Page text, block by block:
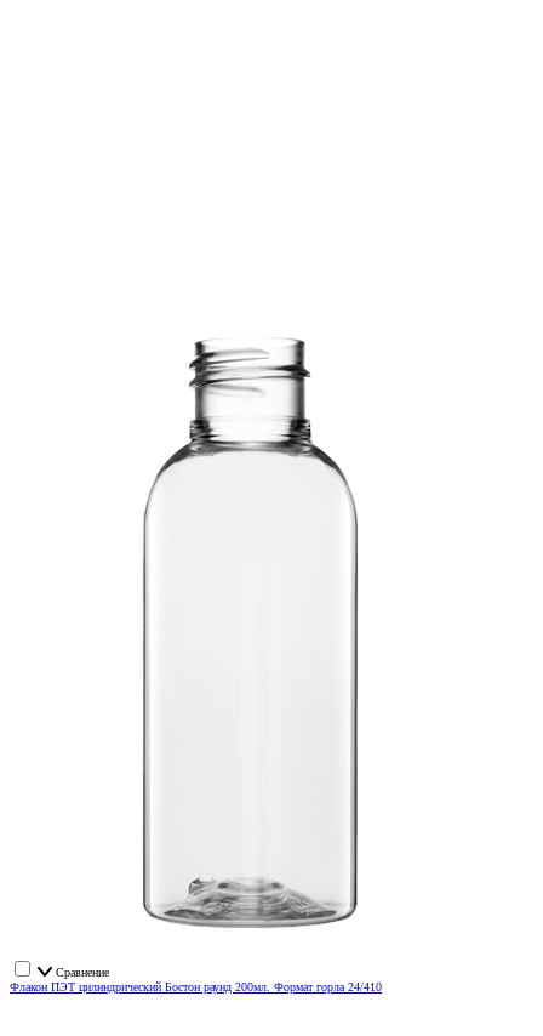
Сравнение
Флакон ПЭТ цилиндрический Бостон раунд 200мл. Формат горла 24/410